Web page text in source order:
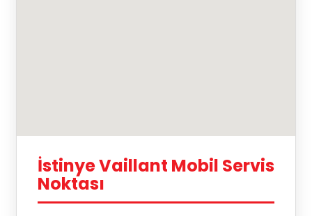
İstinye Vaillant Mobil Servis
Noktası